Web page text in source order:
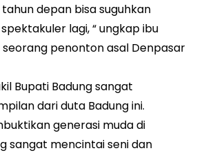
depan bisa suguhkan
lagi, “ ungkap ibu
penonton asal Denpasar
Bupati Badung sangat
dari duta Badung ini.
generasi muda di
sangat mencintai seni dan